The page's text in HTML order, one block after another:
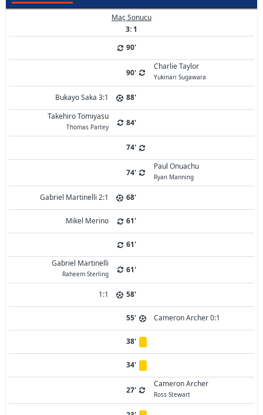
Maç Sonucu
3: 1
90'
90'
Charlie Taylor
Yukinari Sugawara
Bukayo Saka 3:1
88'
Takehiro Tomiyasu
Thomas Partey 84'
74'
74'
Paul Onuachu
Ryan Manning
Gabriel Martinelli 2:1 68'
Mikel Merino 61'
61'
Gabriel Martinelli
Raheem Sterling 61'
1:1 58'
55' Cameron Archer 0:1
38'
34'
27'
Cameron Archer
Ross Stewart